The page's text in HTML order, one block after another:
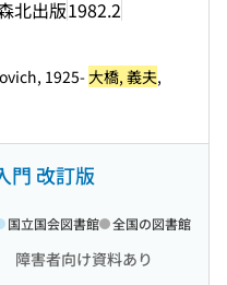
北出版1982.2
1925- 大橋, 義夫,
門 改訂版
障害者向け資料あり
国立国会図書館 全国の図書館